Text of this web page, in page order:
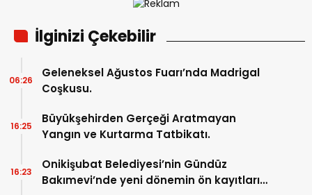
İlginizi Çekebilir
Geleneksel Ağustos Fuarı’nda Madrigal
Coşkusu.
06:26
Büyükşehirden Gerçeği Aratmayan
Yangın ve Kurtarma Tatbikatı.
16:25
Onikişubat Belediyesi’nin Gündüz
Bakımevi’nde yeni dönemin ön kayıtları
16:23